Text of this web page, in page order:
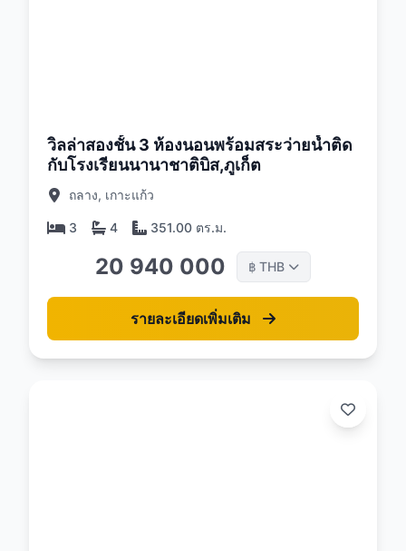
วิลล่าสองชั้น 3 ห้องนอนพร้อมสระว่ายน้ำติด
กับโรงเรียนนานาชาติบิส,ภูเก็ต
ถลาง, เกาะแก้ว
3 4 351.00 ตร.ม.
20 940 000 ฿ THB
รายละเอียดเพิ่มเติม